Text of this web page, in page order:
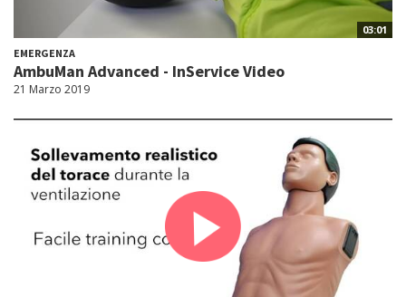
03:01
EMERGENZA
AmbuMan Advanced - InService Video
21 Marzo 2019